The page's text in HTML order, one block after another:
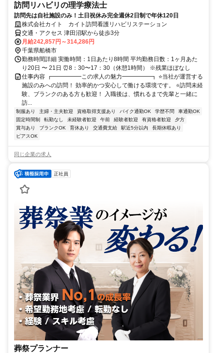
訪問リハビリの理学療法士
訪問先は自社施設のみ！土日祝休み完全週休2日制で年休120日
株式会社カイト カイト訪問看護リハビリステーション
交通・アクセス 津田沼駅から徒歩3分
月給242,857円～314,286円
千葉県船橋市
勤務時間詳細 実働時間：1日あたり8時間 平均勤務日数：1ヶ月あた
り20日 〜 21日 ⏰8：30〜17：30（休憩1時間） ※残業ほぼなし
仕事内容 ┏━━━━━この求人の魅力━━━━━┓ ⭐当社が運営する
施設のみへの訪問！ 効率的かつ安心して働ける環境です。 ⭐訪問未経
験、ブランクのある方も歓迎！ 入職後は、慣れるまで先輩と一緒に
訪...
制服あり 主婦・主夫歓迎 資格取得支援あり バイク通勤OK 学歴不問
車通勤OK
固定時間制
転勤なし 未経験者歓迎 午前 経験者歓迎 有資格者歓迎
夕方
賞与あり
ブランクOK 育休あり 交通費支給 駅近5分以内
長期休暇あり
ピアスOK
同じ企業の求人
正社員
葬祭プランナー